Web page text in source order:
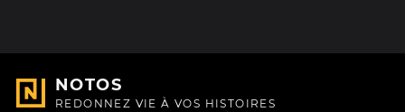
NOTOS
REDONNEZ VIE À VOS HISTOIRES